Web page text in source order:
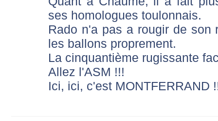
ses homologues toulonnais.
Rado n'a pas a rougir de
les ballons proprement.
La cinquantième rugissante
Allez l'ASM !!!
Ici, ici, c'est MONTFERRAND